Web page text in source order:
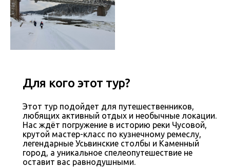
Для кого этот тур?
Этот тур подойдет для путешественников,
любящих активный отдых и необычные локации.
Нас ждёт погружение в историю реки Чусовой,
крутой мастер-класс по кузнечному ремеслу,
легендарные Усьвинские столбы и Каменный
город, а уникальное спелеопутешествие не
оставит вас равнодушными.